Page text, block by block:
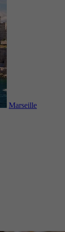
Marseille